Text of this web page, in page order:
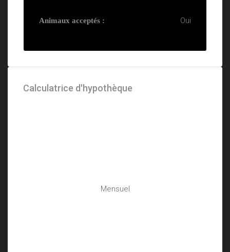
Animaux acceptés : Oui
Calculatrice d'hypothèque
Mensuel